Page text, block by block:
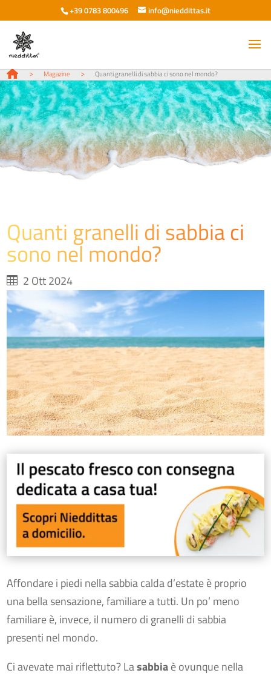
+39 0783 800496 info@nieddittas.it
> Magazine > Quanti granelli di sabbia ci sono nel mondo?
Quanti granelli di sabbia ci
sono nel mondo?
2 Ott 2024
Affondare i piedi nella sabbia calda d’estate è proprio
una bella sensazione, familiare a tutti. Un po’ meno
familiare è, invece, il numero di granelli di sabbia
presenti nel mondo.
Ci avevate mai riflettuto? Lasabbiaè ovunque nella